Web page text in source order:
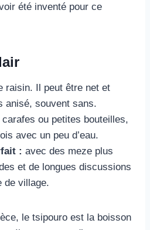
été inventé pour ce
raisin. Il peut être net et
anisé, souvent sans.
carafes ou petites bouteilles,
avec un peu d’eau.
: avec des meze plus
et de longues discussions
de village.
le tsipouro est la boisson